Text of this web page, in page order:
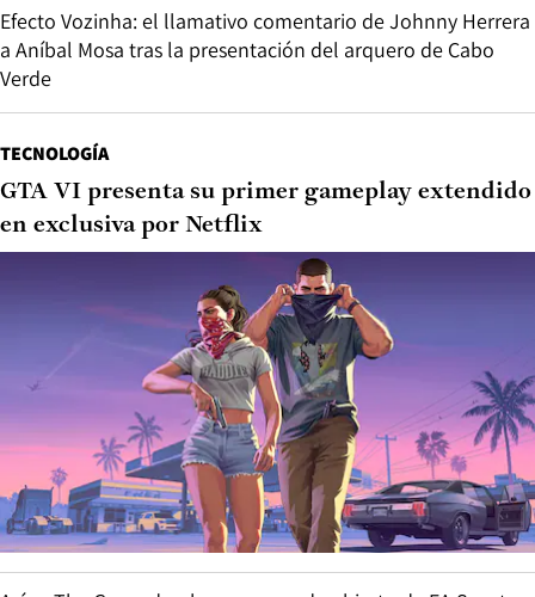
Efecto Vozinha: el llamativo comentario de Johnny Herrera
a Aníbal Mosa tras la presentación del arquero de Cabo
Verde
TECNOLOGÍA
GTA VI presenta su primer gameplay extendido
en exclusiva por Netflix